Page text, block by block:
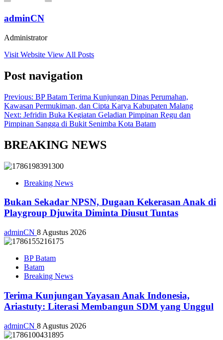
adminCN
Administrator
Visit Website View All Posts
Post navigation
Previous: BP Batam Terima Kunjungan Dinas Perumahan,
Kawasan Permukiman, dan Cipta Karya Kabupaten Malang
Next: Jefridin Buka Kegiatan Geladian Pimpinan Regu dan
Pimpinan Sangga di Bukit Senimba Kota Batam
BREAKING NEWS
Breaking News
Bukan Sekadar NPSN, Dugaan Kekerasan Anak di
Playgroup Djuwita Diminta Diusut Tuntas
adminCN 8 Agustus 2026
BP Batam
Batam
Breaking News
Terima Kunjungan Yayasan Anak Indonesia,
Ariastuty: Literasi Membangun SDM yang Unggul
adminCN 8 Agustus 2026